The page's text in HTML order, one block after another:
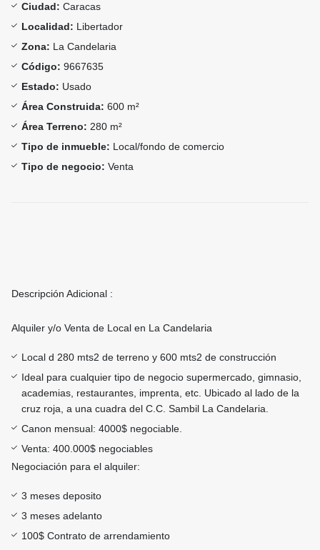
Ciudad: Caracas
Localidad: Libertador
Zona: La Candelaria
Código: 9667635
Estado: Usado
Área Construida: 600 m²
Área Terreno: 280 m²
Tipo de inmueble: Local/fondo de comercio
Tipo de negocio: Venta
Descripción Adicional :
Alquiler y/o Venta de Local en La Candelaria
Local d 280 mts2 de terreno y 600 mts2 de construcción
Ideal para cualquier tipo de negocio supermercado, gimnasio,
academias, restaurantes, imprenta, etc. Ubicado al lado de la
cruz roja, a una cuadra del C.C. Sambil La Candelaria.
Canon mensual: 4000$ negociable.
Venta: 400.000$ negociables
Negociación para el alquiler:
3 meses deposito
3 meses adelanto
100$ Contrato de arrendamiento